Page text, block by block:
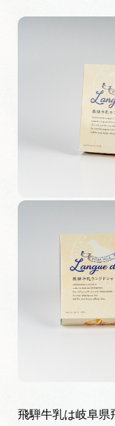
旅の予約
アクセス
早わかり岐
買い物・お
体験予約サ
岐阜県アウ
岐阜県観光
飛騨牛乳は岐阜県